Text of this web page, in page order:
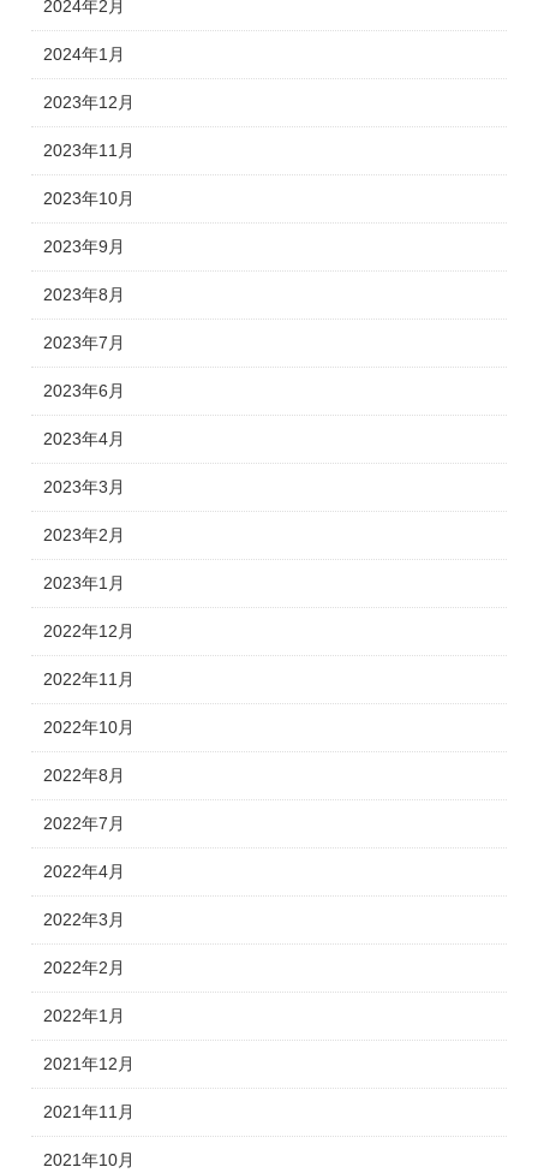
2024年2月
2024年1月
2023年12月
2023年11月
2023年10月
2023年9月
2023年8月
2023年7月
2023年6月
2023年4月
2023年3月
2023年2月
2023年1月
2022年12月
2022年11月
2022年10月
2022年8月
2022年7月
2022年4月
2022年3月
2022年2月
2022年1月
2021年12月
2021年11月
2021年10月